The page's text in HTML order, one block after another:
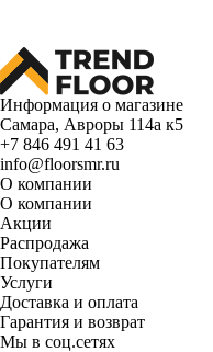
Информация о магазине
Самара, Авроры 114а к5
+7 846 491 41 63
info@floorsmr.ru
О компании
О компании
Акции
Распродажа
Покупателям
Услуги
Доставка и оплата
Гарантия и возврат
Мы в соц.сетях